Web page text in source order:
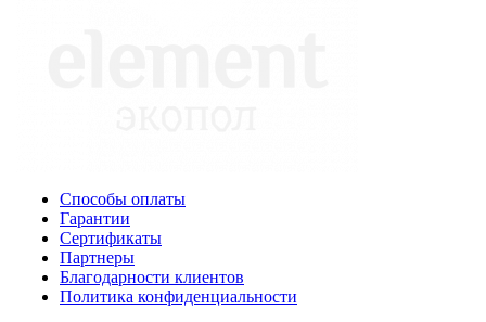
Способы оплаты
Гарантии
Сертификаты
Партнеры
Благодарности клиентов
Политика конфиденциальности